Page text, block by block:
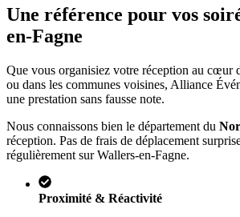
Une référence pour vos
en-Fagne
Que vous organisiez votre réception au cœur
ou dans les communes voisines, Alliance
une prestation sans fausse note.
Nous connaissons bien le département du
réception. Pas de frais de déplacement
régulièrement surWallers-en-Fagne.
Proximité & Réactivité